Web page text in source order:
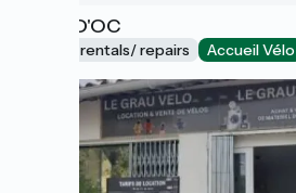
VELO D'OC
Bicycle rentals/ repairs Accueil Vélo